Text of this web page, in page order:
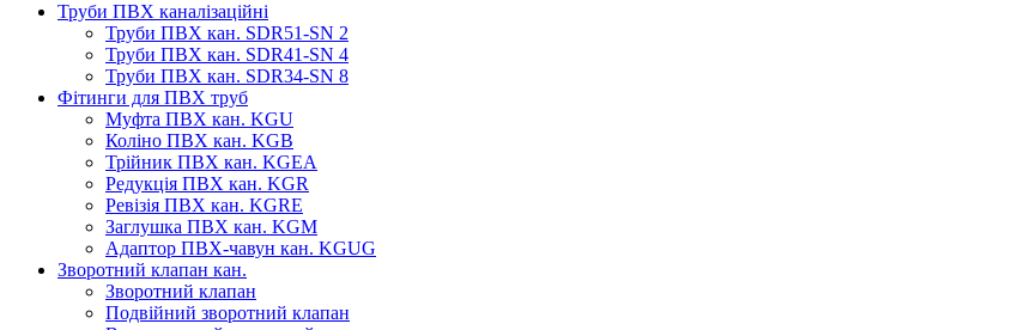
Труби ПВХ каналізаційні
Труби ПВХ кан. SDR51-SN 2
Труби ПВХ кан. SDR41-SN 4
Труби ПВХ кан. SDR34-SN 8
Фітинги для ПВХ труб
Муфта ПВХ кан. KGU
Коліно ПВХ кан. KGB
Трійник ПВХ кан. KGEA
Редукція ПВХ кан. KGR
Ревізія ПВХ кан. KGRE
Заглушка ПВХ кан. KGM
Адаптор ПВХ-чавун кан. KGUG
Зворотний клапан кан.
Зворотний клапан
Подвійний зворотний клапан